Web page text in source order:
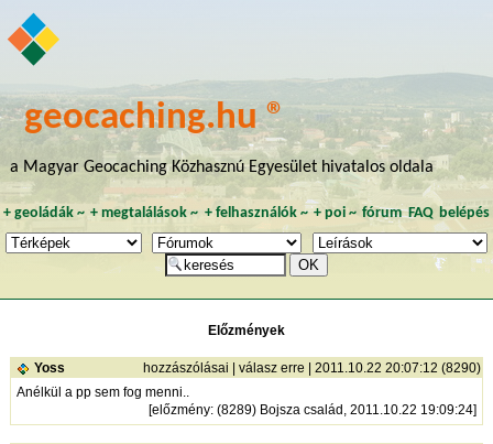
geocaching.hu ®
a Magyar Geocaching Közhasznú Egyesület hivatalos oldala
+ geoládák~ +megtalálások ~ + felhasználók~ +poi~ fórum FAQ belépés
Előzmények
Yoss hozzászólásai válasz erre | 2011.10.22 20:07:12 (8290)
Anélkül a pp sem fog menni..
[előzmény: (8289) Bojsza család, 2011.10.22 19:09:24]